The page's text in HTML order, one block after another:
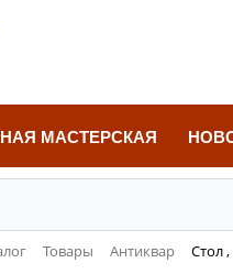
МАСТЕРСКАЯ
Товары Антиквар Стол